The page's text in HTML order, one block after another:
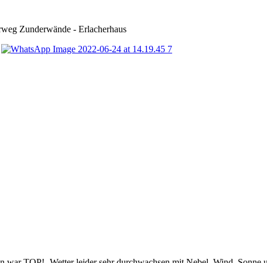
Zunderwände - Erlacherhaus